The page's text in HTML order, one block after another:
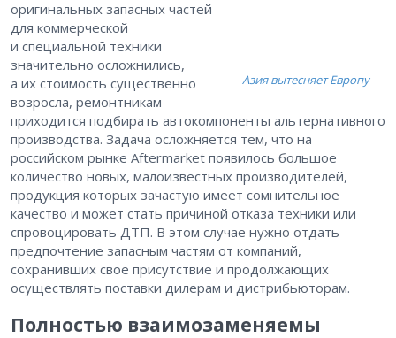
Азия вытесняет Европу
оригинальных запасных частей
для коммерческой
и специальной техники
значительно осложнились,
а их стоимость существенно
возросла, ремонтникам
приходится подбирать автокомпоненты альтернативного
производства. Задача осложняется тем, что на
российском рынке Aftermarket появилось большое
количество новых, малоизвестных производителей,
продукция которых зачастую имеет сомнительное
качество и может стать причиной отказа техники или
спровоцировать ДТП. В этом случае нужно отдать
предпочтение запасным частям от компаний,
сохранивших свое присутствие и продолжающих
осуществлять поставки дилерам и дистрибьюторам.
Полностью взаимозаменяемы